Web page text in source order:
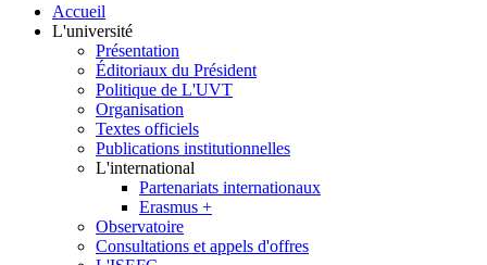
Accueil
L'université
Présentation
Éditoriaux du Président
Politique de L'UVT
Organisation
Textes officiels
Publications institutionnelles
L'international
Partenariats internationaux
Erasmus +
Observatoire
Consultations et appels d'offres